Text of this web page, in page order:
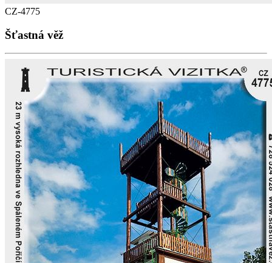
CZ-4775
Šťastná věž